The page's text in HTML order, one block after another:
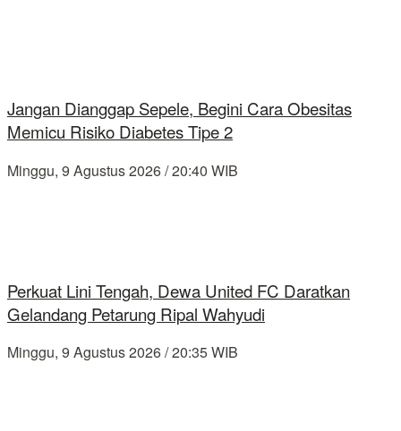
Jangan Dianggap Sepele, Begini Cara Obesitas
Memicu Risiko Diabetes Tipe 2
Minggu, 9 Agustus 2026 / 20:40 WIB
Perkuat Lini Tengah, Dewa United FC Daratkan
Gelandang Petarung Ripal Wahyudi
Minggu, 9 Agustus 2026 / 20:35 WIB